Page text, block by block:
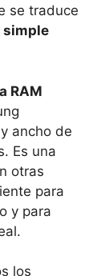
se traduce
simple
RAM
ancho de
Es una
otras
para
y para
los